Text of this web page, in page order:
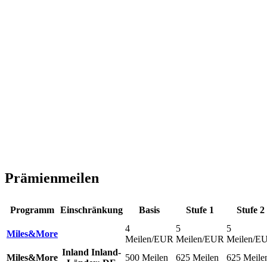
Prämienmeilen
Programm Einschränkung Basis Stufe 1 Stufe 2
Miles&More
4
Meilen/EUR
5
Meilen/EUR
5
Meilen/
Miles&More
Inland Inland-
500 Meilen 625 Meilen 625